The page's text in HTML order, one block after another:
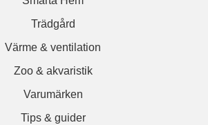
Trädgård
Värme & ventilation
Zoo & akvaristik
Varumärken
Tips & guider